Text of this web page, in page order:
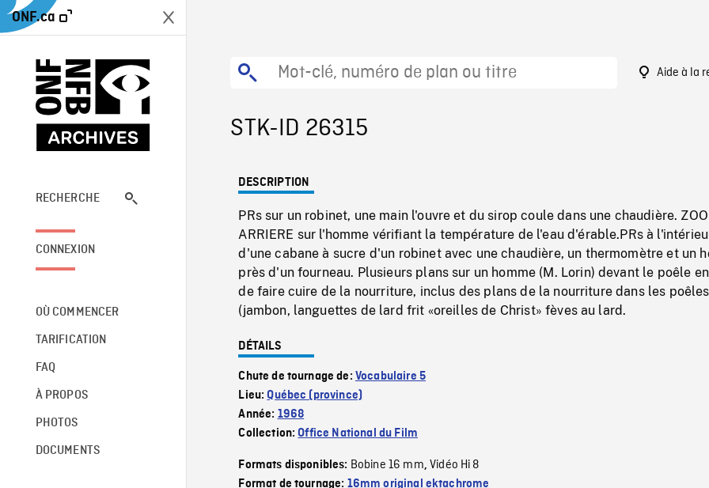
ONF.ca
RECHERCHE
CONNEXION
OÙ COMMENCER
TARIFICATION
FAQ
À PROPOS
PHOTOS
DOCUMENTS
Aide à la
STK-ID 26315
DESCRIPTION
PRs sur un robinet, une main l'ouvre et du sirop coule dans une chaudière.
ARRIERE sur l'homme vérifiant la température de l'eau d'érable.PRs à
d'une cabane à sucre d'un robinet avec une chaudière, un thermomètre et un
près d'un fourneau. Plusieurs plans sur un homme (M. Lorin) devant le poêle
de faire cuire de la nourriture, inclus des plans de la nourriture dans les poêles
(jambon, languettes de lard frit «oreilles de Christ» fèves au lard.
DÉTAILS
Chute de tournage de: Vocabulaire 5
Lieu:Québec (province)
Année: 1968
Collection:Office National du Film
Formats disponibles: Bobine 16 mm,Vidéo Hi 8
Format de tournage: 16mm original ektachrome